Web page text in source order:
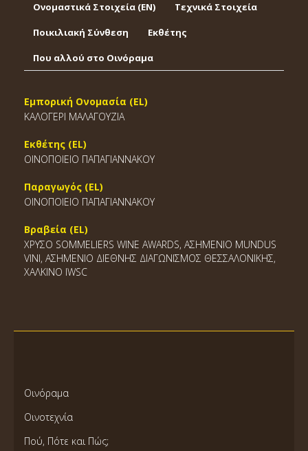
Ονομαστικά Στοιχεία (EΝ) Τεχνικά Στοιχεία
Ποικιλιακή Σύνθεση Εκθέτης
Που αλλού στο Οινόραμα
Εμπορική Ονομασία (EL)
ΚΑΛΟΓΕΡΙ ΜΑΛΑΓΟΥΖΙΑ
Εκθέτης (EL)
ΟΙΝΟΠΟΙΕΙΟ ΠΑΠΑΓΙΑΝΝΑΚΟΥ
Παραγωγός (EL)
ΟΙΝΟΠΟΙΕΙΟ ΠΑΠΑΓΙΑΝΝΑΚΟΥ
Βραβεία (EL)
ΧΡΥΣΟ SOMMELIERS WINE AWARDS, ΑΣΗΜΕΝΙΟ MUNDUS
VINI, ΑΣΗΜΕΝΙΟ ΔΙΕΘΝΗΣ ΔΙΑΓΩΝΙΣΜΟΣ ΘΕΣΣΑΛΟΝΙΚΗΣ,
ΧΑΛΚΙΝΟ IWSC
Οινόραμα
Οινοτεχνία
Πού, Πότε και Πώς;